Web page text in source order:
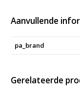
Aanvullende
pa_brand
Gerelateerde